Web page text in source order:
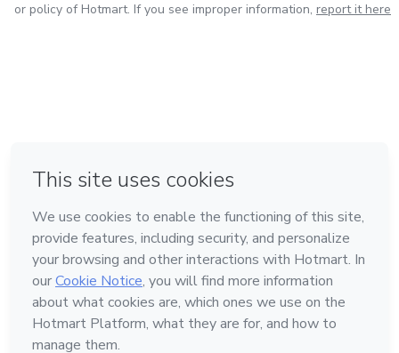
or policy of Hotmart. If you see improper information, report it here
Made with❤ in Mexico City
Learn about Hotmart
Language
English